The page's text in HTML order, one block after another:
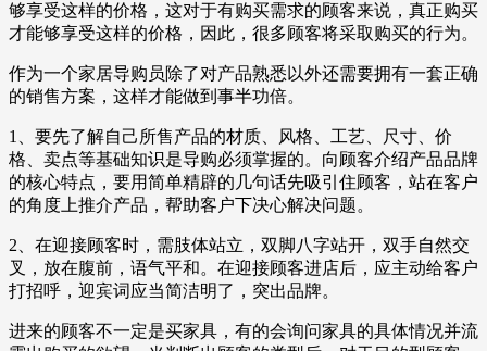
够享受这样的价格，这对于有购买需求的顾客来说，真正购买
才能够享受这样的价格，因此，很多顾客将采取购买的行为。
作为一个家居导购员除了对产品熟悉以外还需要拥有一套正确
的销售方案，这样才能做到事半功倍。
1、要先了解自己所售产品的材质、风格、工艺、尺寸、价
格、卖点等基础知识是导购必须掌握的。向顾客介绍产品品牌
的核心特点，要用简单精辟的几句话先吸引住顾客，站在客户
的角度上推介产品，帮助客户下决心解决问题。
2、在迎接顾客时，需肢体站立，双脚八字站开，双手自然交
叉，放在腹前，语气平和。在迎接顾客进店后，应主动给客户
打招呼，迎宾词应当简洁明了，突出品牌。
进来的顾客不一定是买家具，有的会询问家具的具体情况并流